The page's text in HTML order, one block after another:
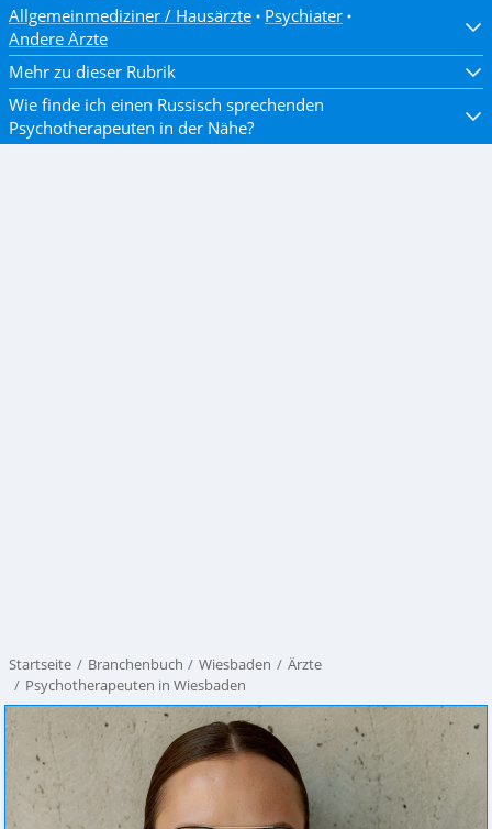
Allgemeinmediziner / Hausärzte
Psychiater
Andere Ärzte
Mehr zu dieser Rubrik
Wie finde ich einen Russisch sprechenden
Psychotherapeuten in der Nähe?
Startseite Branchenbuch Wiesbaden
Ärzte
Psychotherapeuten in Wiesbaden